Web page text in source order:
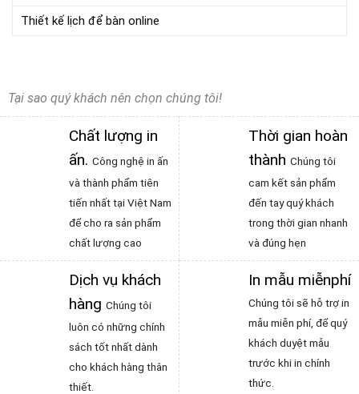
Thiết kế lịch để bàn online
Tại sao quý khách nên chọn chúng tôi!
Chất lượng in
ấn. Công nghệ in ấn
và thành phẩm tiên
tiến nhất tại Việt Nam
để cho ra sản phẩm
chất lượng cao
Thời gian hoàn
thành Chúng tôi
cam kết sản phẩm
đến tay quý khách
trong thời gian nhanh
và đúng hẹn
Dịch vụ khách
hàng Chúng tôi
luôn có những chính
sách tốt nhất dành
cho khách hàng thân
thiết.
In mẫu miễnphí
Chúng tôi sẽ hỗ trợ in
mẫu miễn phí, để quý
khách duyệt mẫu
trước khi in chính
thức.